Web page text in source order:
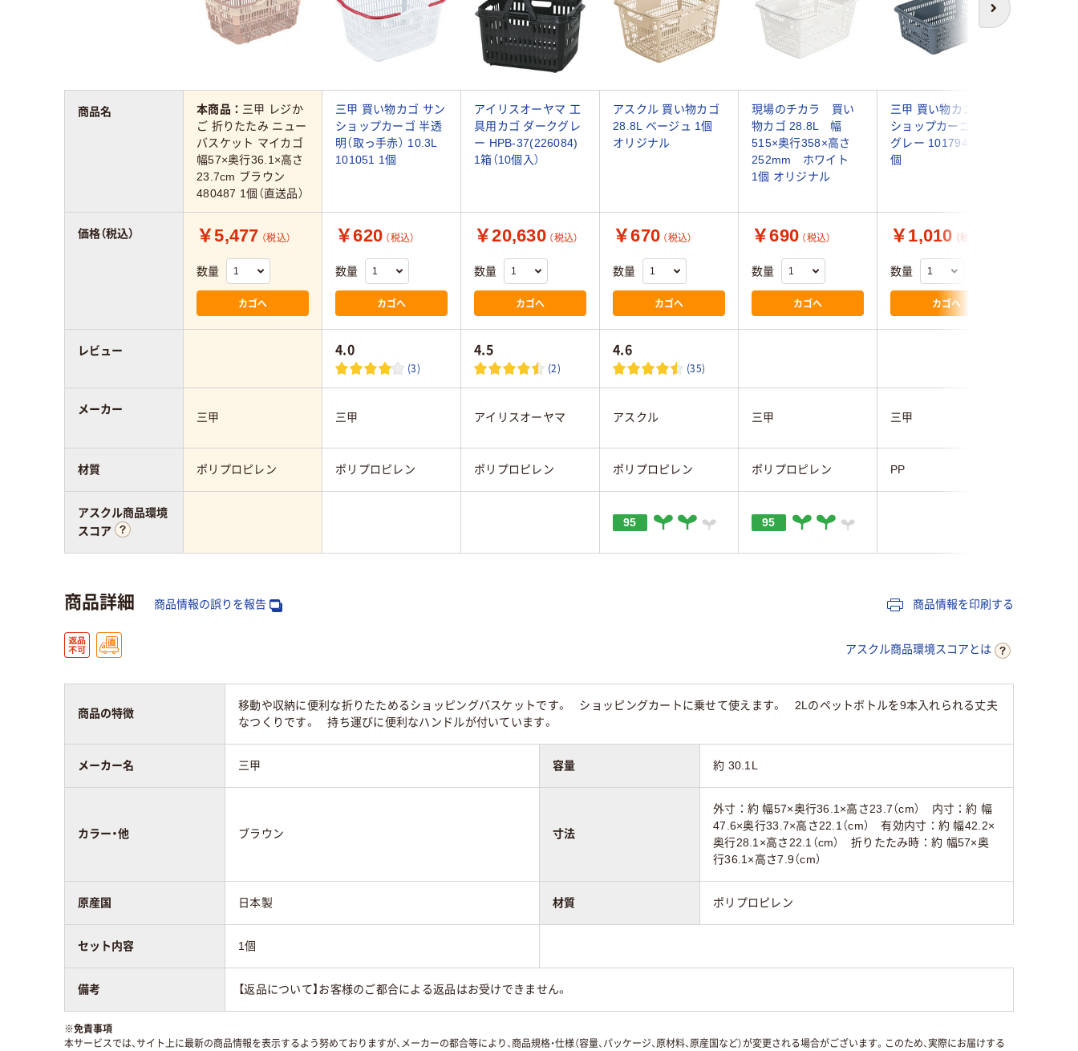
次へ
本商品： 三甲 レジか
ご 折りたたみ ニュー
バスケット マイカゴ
幅57×奥行36.1×高さ
23.7cm ブラウン
480487 1個（直送品）
三甲 買い物カゴ サン
ショップカーゴ 半透
明（取っ手赤） 10.3L
101051 1個
アイリスオーヤマ 工
具用カゴ ダークグレ
ー HPB-37(226084)
1箱（10個入）
アスクル 買い物カゴ
28.8L ベージュ 1個
オリジナル
現場のチカラ 買い
物カゴ 28.8L 幅
515×奥行358×高さ
252mm ホワイト
1個 オリジナル
三甲 買い物カゴ サン
ショップカーゴ 13L
グレー 101794-00 1
個
￥5,477 （税込）
数量
カゴへ
￥620 （税込）
数量
カゴへ
￥20,630 （税込）
数量
カゴへ
￥670 （税込）
数量
カゴへ
￥690 （税込）
数量
カゴへ
￥1,010 （税込）
数量
カゴへ
4.0
(3)
4.5
(2)
4.6
(35)
三甲 三甲 アイリスオーヤマ アスクル 三甲 三甲
ポリプロピレン ポリプロピレン ポリプロピレン ポリプロピレン ポリプロピレン PP
95 95
商品名
価格（税込）
レビュー
メーカー
材質
アスクル商品環境
スコア
商品詳細 商品情報の誤りを報告 商品情報を印刷する
アスクル商品環境スコアとは
商品の特徴
移動や収納に便利な折りたためるショッピングバスケットです。 ショッピングカートに乗せて使えます。 2Lのペットボトルを9本入れられる丈夫
なつくりです。 持ち運びに便利なハンドルが付いています。
メーカー名 三甲 容量 約 30.1L
カラー・他 ブラウン 寸法
外寸：約 幅57×奥行36.1×高さ23.7（cm） 内寸：約 幅
47.6×奥行33.7×高さ22.1（cm） 有効内寸：約 幅42.2×
奥行28.1×高さ22.1（cm） 折りたたみ時：約 幅57×奥
行36.1×高さ7.9（cm）
原産国 日本製 材質 ポリプロピレン
セット内容 1個
備考 【返品について】お客様のご都合による返品はお受けできません。
※免責事項
本サービスでは、サイト上に最新の商品情報を表示するよう努めておりますが、メーカーの都合等により、商品規格・仕様（容量、パッケージ、原材料、原産国など）が変更される場合がございます。このため、実際にお届けする